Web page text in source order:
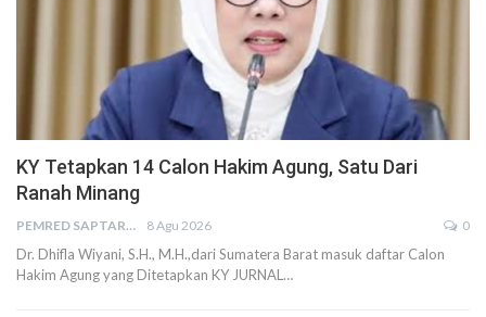
KY Tetapkan 14 Calon Hakim Agung, Satu Dari
Ranah Minang
PEMRED SAPTARIUS 8 Agu 2026 0
Dr. Dhifla Wiyani, S.H., M.H.,dari Sumatera Barat masuk daftar Calon
Hakim Agung yang Ditetapkan KY JURNAL…